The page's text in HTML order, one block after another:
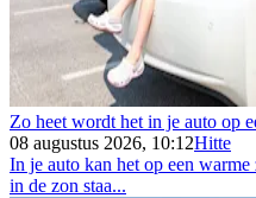
Zo heet wordt het in je auto op
08 augustus 2026, 10:12Hitte
In je auto kan het op een
in de zon staa...